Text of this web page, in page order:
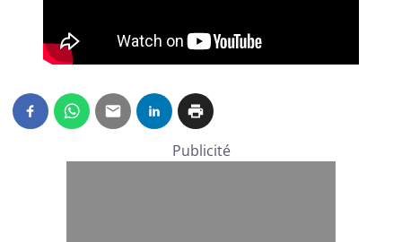
Publicité